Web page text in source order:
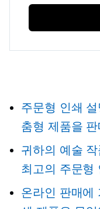
주문형 인쇄
춤형 제품을
귀하의 예술
최고의 주문형
온라인 판매에